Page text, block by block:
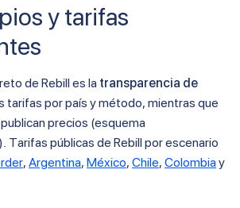
y tarifas
de Rebill es la transparencia de
tarifas por país y método, mientras que
precios (esquema
públicas de Rebill por escenario
, Argentina, México, Chile, Colombia y